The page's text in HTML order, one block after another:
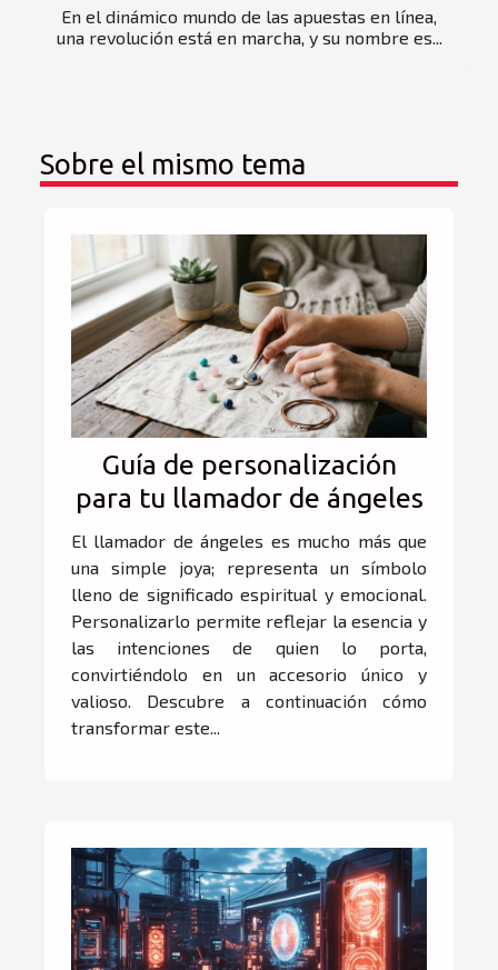
En el dinámico mundo de las apuestas en línea,
una revolución está en marcha, y su nombre es...
Sobre el mismo tema
Guía de personalización
para tu llamador de ángeles
El llamador de ángeles es mucho más que
una simple joya; representa un símbolo
lleno de significado espiritual y emocional.
Personalizarlo permite reflejar la esencia y
las intenciones de quien lo porta,
convirtiéndolo en un accesorio único y
valioso. Descubre a continuación cómo
transformar este...